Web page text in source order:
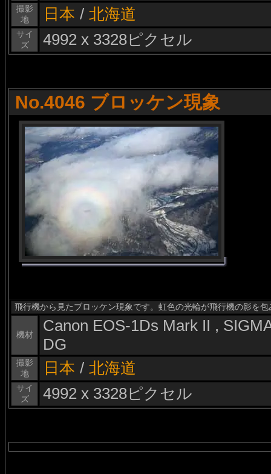
撮影
地
日本 / 北海道
サイ
ズ
4992 x 3328ピクセル
No.4046 ブロッケン現象
飛行機から見たブロッケン現象です。虹色の光輪が飛行機の影を
機材
Canon EOS-1Ds Mark II ,
DG
撮影
地
日本 / 北海道
サイ
ズ
4992 x 3328ピクセル